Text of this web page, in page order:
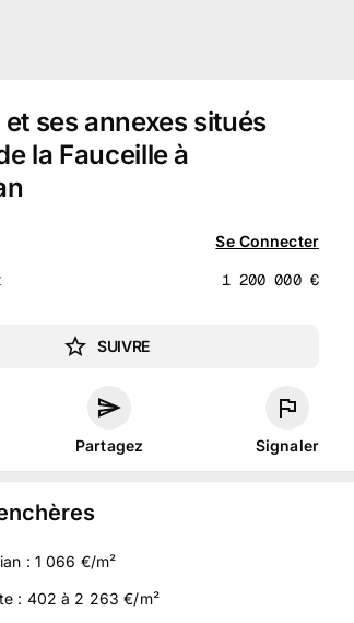
ses annexes situés
la Fauceille à
Se Connecter
1 200 000 €
SUIVRE
Partagez Signaler
: 1 066 €/m²
: 402 à 2 263 €/m²